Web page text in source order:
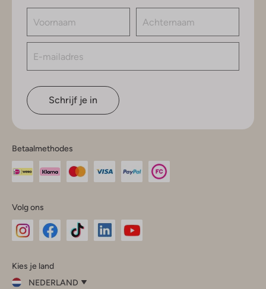
Schrijf je in
Betaalmethodes
Volg ons
InstagramFacebook
Kies je land
NEDERLAND